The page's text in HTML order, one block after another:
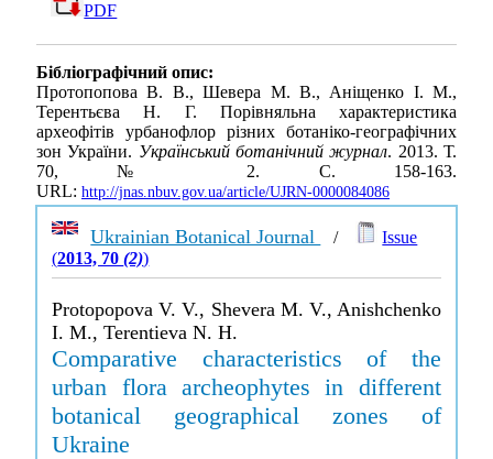
PDF
Бібліографічний опис:
Протопопова В. В., Шевера М. В., Аніщенко І. М.,
Терентьєва Н. Г. Порівняльна характеристика
археофітів урбанофлор різних ботаніко-географічних
зон України. Український ботанічний журнал. 2013. Т.
70, № 2. С. 158-163.
URL: http://jnas.nbuv.gov.ua/article/UJRN-0000084086
Ukrainian Botanical Journal /
Issue
(2013, 70(2))
Protopopova V. V., Shevera M. V., Anishchenko
I. M., Terentieva N. H.
Comparative characteristics of the
urban flora archeophytes in different
botanical geographical zones of
Ukraine